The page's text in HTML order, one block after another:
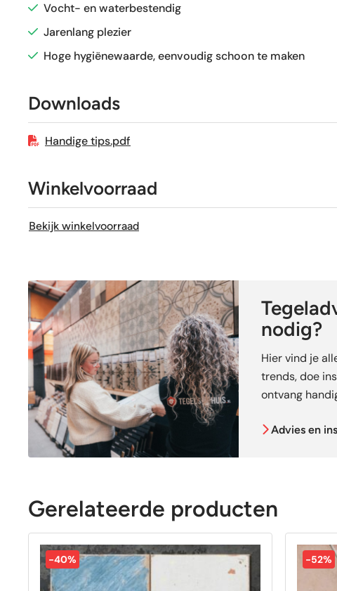
Sortering
Vocht- en waterbestendig
Jarenlang plezier
Hoge hygiënewaarde, eenvoudig schoon te maken
Downloads
Handige tips.pdf
Winkelvoorraad
Bekijk winkelvoorraad
nodig?
Hier vind je
trends, doe
ontvang
Advies en
Gerelateerde producten
-40% -52%